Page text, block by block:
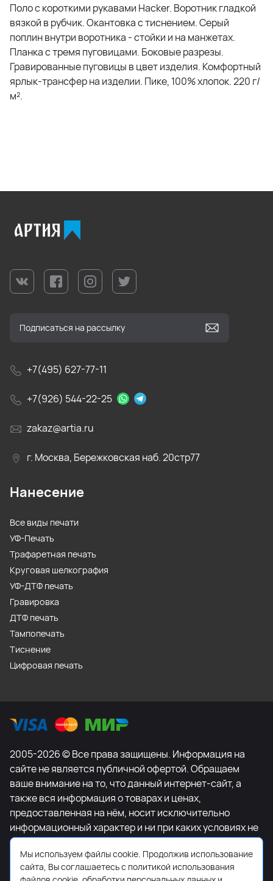
Поло с короткими рукавами Hacker. Воротник гладкой
вязкой в рубчик. Окантовка с тиснением. Серый
поплин внутри воротника - стойки и на манжетах.
Планка с тремя пуговицами. Боковые разрезы.
Гравированные пуговицы в цвет изделия. Комфортный
ярлык-трансфер на изделии. Пике, 100% хлопок. 220 г/
м².
+7(495) 627-77-11
+7(926) 544-22-25
zakaz@artia.ru
г. Москва, Бережковская наб. 20стр77
Нанесение
Все виды печати
УФ-Печать
Трафаретная печать
Круговая шелкография
УФ-ДТФ печать
Гравировка
ДТФ печать
Тампопечать
Тиснение
Цифровая печать
2005-2026 © Все права защищены. Информация на
сайте не является публичной офертой. Обращаем
ваше внимание на то, что данный интернет-сайт, а
также вся информация о товарах и ценах,
предоставленная на нём, носит исключительно
информационный характер и ни при каких условиях не
является публичной офертой, определяемой
положениями Статьи 437 Гражданского кодекса
Российской Федерации. Для получения подробной
Мы используем файлы cookie. Продолжив использование
сайта, Вы соглашаетесь с политикой использования